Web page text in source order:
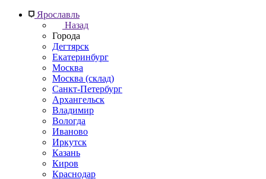
Ярославль
Назад
Города
Дегтярск
Екатеринбург
Москва
Москва (склад)
Санкт-Петербург
Архангельск
Владимир
Вологда
Иваново
Иркутск
Казань
Киров
Краснодар